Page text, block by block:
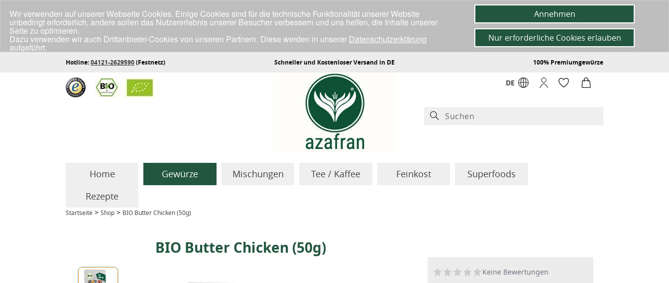
Hotline:04121-2629590(Festnetz) Schneller und Kostenloser Versand in DE 100% Premiumgewürze
DE
Home Gewürze Mischungen Tee / Kaffee Feinkost
Superfoods
Rezepte
Startseite > Shop > BIO Butter Chicken (50g)
BIO Butter Chicken (50g)
Keine Bewertungen
Wir verwenden auf unserer Webseite Cookies. Einige Cookies sind für die technische Funktionalität unserer Website
unbedingt erforderlich, andere sollen das Nutzererlebnis unserer Besucher verbessern und uns helfen, die Inhalte unserer
Seite zu optimieren.
Dazu verwenden wir auch Drittanbieter-Cookies von unseren Partnern. Diese werden in unserer Datenschutzerklärung
aufgeführt.
Klicke unten auf "Annehmen", wenn du mit der Verwendung aller Cookies einverstanden bist.
Annehmen
Nur erforderliche Cookies erlauben